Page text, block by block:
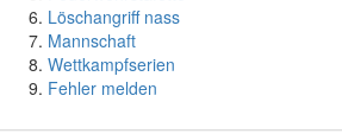
Löschangriff nass
Mannschaft
Wettkampfserien
Fehler melden